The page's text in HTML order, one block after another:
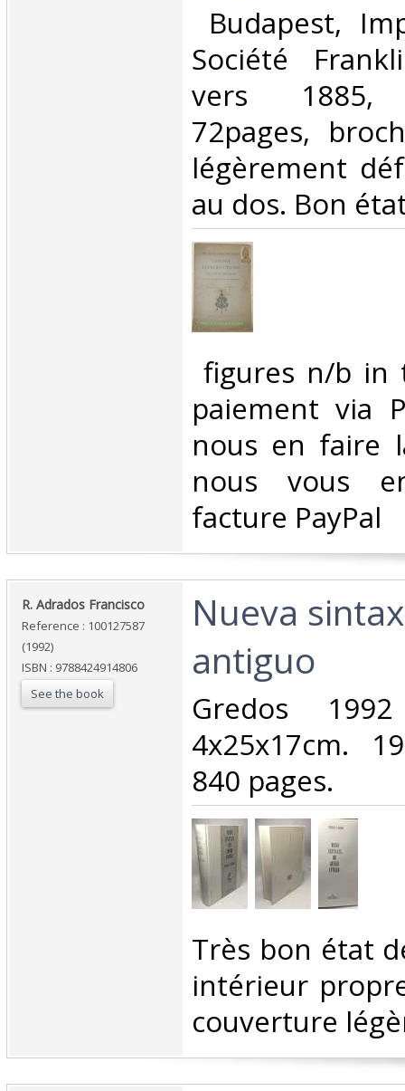
Budapest,
Société
vers 1885,
72pages,
légèrement
au dos. Bon
figures n/b in
paiement via
nous en faire
nous vous
facture PayPal‎
‎R. Adrados Francisco‎
Reference : 100127587
(1992)
ISBN : 9788424914806
See the book
‎Nueva
antiguo‎
‎Gredos
4x25x17cm.
840 pages.‎
‎Très bon état
intérieur
couverture